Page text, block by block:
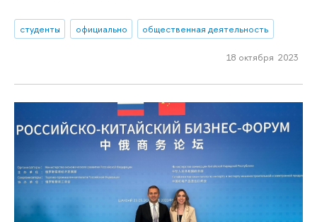
студенты официально общественная деятельность
18 октября 2023